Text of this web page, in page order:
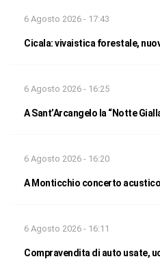
6 Agosto 2026 - 17:43
Cicala: vivaistica forestale,
6 Agosto 2026 - 16:25
A Sant’Arcangelo la “Notte
6 Agosto 2026 - 16:20
A Monticchio concerto
6 Agosto 2026 - 16:11
Compravendita di auto usate,